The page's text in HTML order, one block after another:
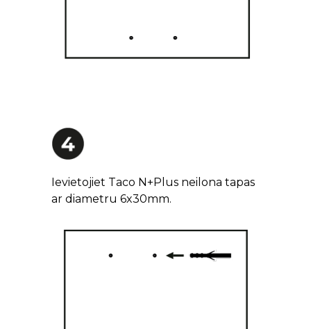
Ievietojiet Taco N+Plus neilona tapas
ar diametru 6x30mm.